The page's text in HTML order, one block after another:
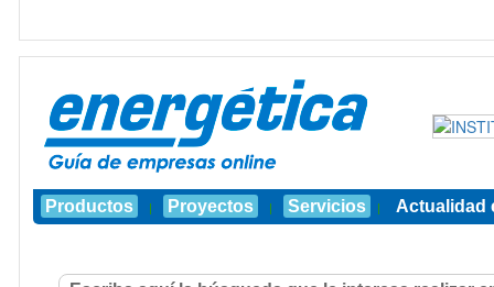
Productos | Proyectos | Servicios | Actualidad